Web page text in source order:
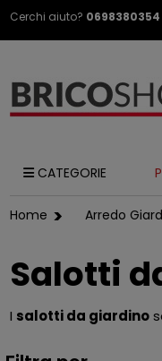
Cerchi aiuto? 0698380354
CATEGORIE
Home Arredo
Salotti
I salotti da giardino